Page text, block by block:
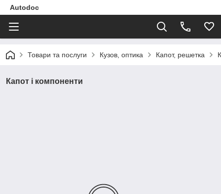
Autodoc
Товари та послуги Кузов, оптика Капот, решетка
Капот і компоненти